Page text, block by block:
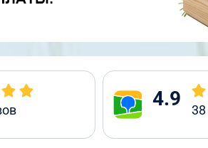
4.9 38